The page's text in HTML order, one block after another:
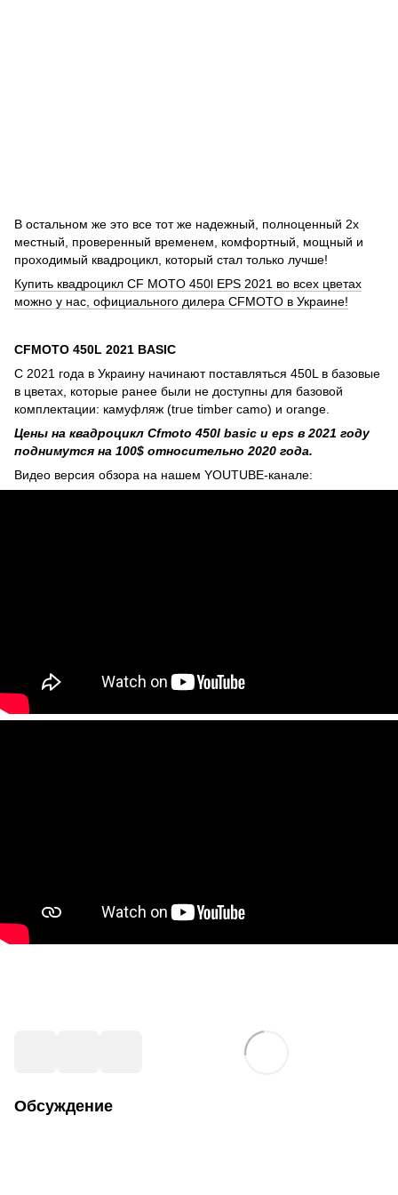
В остальном же это все тот же надежный, полноценный 2х
местный, проверенный временем, комфортный, мощный и
проходимый квадроцикл, который стал только лучше!
Купить квадроцикл CF MOTO 450l EPS 2021 во всех цветах
можно у нас, официального дилера CFMOTO в Украине!
CFMOTO 450L 2021 BASIC
С 2021 года в Украину начинают поставляться 450L в базовые
в цветах, которые ранее были не доступны для базовой
комплектации: камуфляж (true timber camo) и orange.
Цены на квадроцикл Cfmoto 450l basic и eps в 2021 году
поднимутся на 100$ относительно 2020 года.
Видео версия обзора на нашем YOUTUBE-канале:
Обсуждение